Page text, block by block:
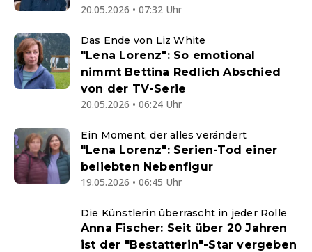
20.05.2026 • 07:32 Uhr
Das Ende von Liz White
"Lena Lorenz": So emotional
nimmt Bettina Redlich Abschied
von der TV-Serie
20.05.2026 • 06:24 Uhr
Ein Moment, der alles verändert
"Lena Lorenz": Serien-Tod einer
beliebten Nebenfigur
19.05.2026 • 06:45 Uhr
Die Künstlerin überrascht in jeder Rolle
Anna Fischer: Seit über 20 Jahren
ist der "Bestatterin"-Star vergeben